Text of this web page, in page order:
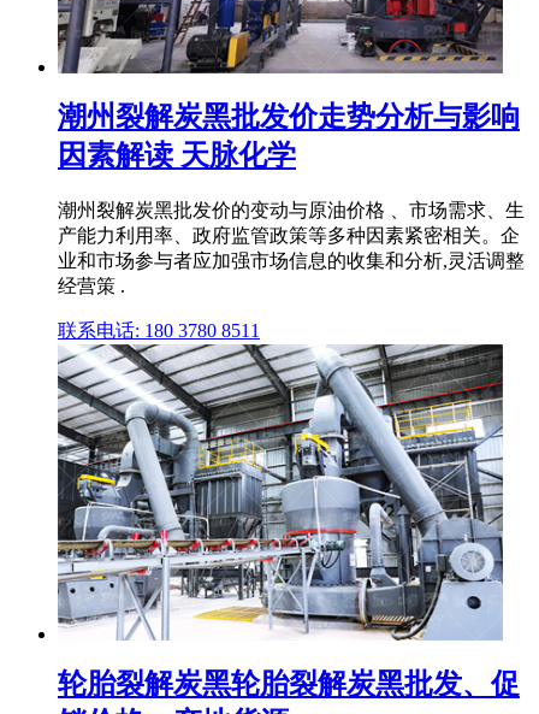
潮州裂解炭黑批发价走势分析与影响
因素解读 天脉化学
潮州裂解炭黑批发价的变动与原油价格 、市场需求、生
产能力利用率、政府监管政策等多种因素紧密相关。企
业和市场参与者应加强市场信息的收集和分析,灵活调整
经营策 .
联系电话: 180 3780 8511
轮胎裂解炭黑轮胎裂解炭黑批发、促